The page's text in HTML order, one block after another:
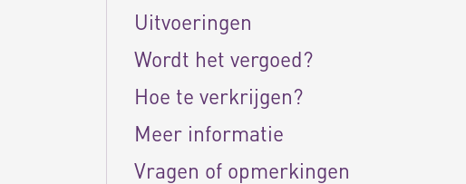
Uitvoeringen
Wordt het vergoed?
Hoe te verkrijgen?
Meer informatie
Vragen of opmerkingen